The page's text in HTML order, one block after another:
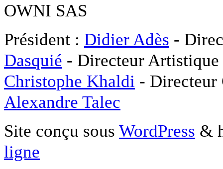
OWNI SAS
Président : Didier Adès -
Dasquié - Directeur
Christophe Khaldi -
Alexandre Talec
Site conçu sous WordPress &
ligne